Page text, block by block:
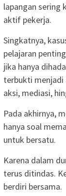
lapangan sering
aktif pekerja.
Singkatnya,
pelajaran
jika hanya
terbukti menjadi
aksi, mediasi,
Pada akhirnya,
hanya soal
untuk bersatu.
Karena dalam
terus ditindas.
berdiri bersama.